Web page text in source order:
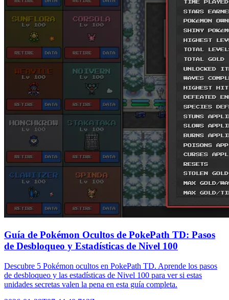
Guía de Pokémon Ocultos de PokePath TD: Pasos
de Desbloqueo y Estadísticas de Nivel 100
Descubre 5 Pokémon ocultos en PokePath TD. Aprende los pasos
de desbloqueo y las estadísticas de Nivel 100 para ver si estas
unidades secretas valen la pena en esta guía completa.